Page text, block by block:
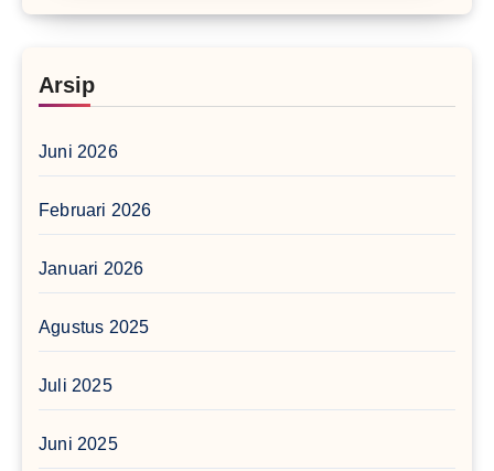
Arsip
Juni 2026
Februari 2026
Januari 2026
Agustus 2025
Juli 2025
Juni 2025